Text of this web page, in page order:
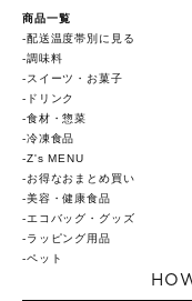
商品一覧
配送温度帯別に見る
調味料
スイーツ・お菓子
ドリンク
食材・惣菜
冷凍食品
Z's MENU
お得なおまとめ買い
美容・健康食品
エコバッグ・グッズ
ラッピング用品
ペット